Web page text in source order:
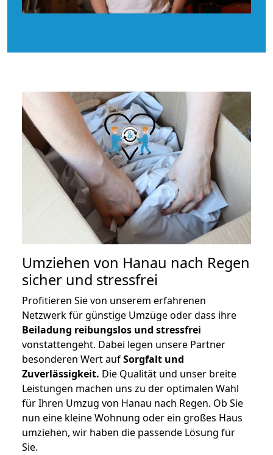
Umziehen von Hanau nach Regen
sicher und stressfrei
Profitieren Sie von unserem erfahrenen
Netzwerk für günstige Umzüge oder dass ihre
Beiladung reibungslos und stressfrei
vonstattengeht. Dabei legen unsere Partner
besonderen Wert aufSorgfalt und
Zuverlässigkeit. Die Qualität und unser breite
Leistungen machen uns zu der optimalen Wahl
für Ihren Umzug von Hanau nach Regen. Ob Sie
nun eine kleine Wohnung oder ein großes Haus
umziehen, wir haben die passende Lösung für
Sie.